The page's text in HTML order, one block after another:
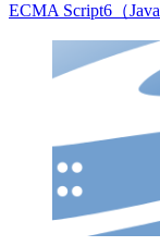
ECMA Script6（